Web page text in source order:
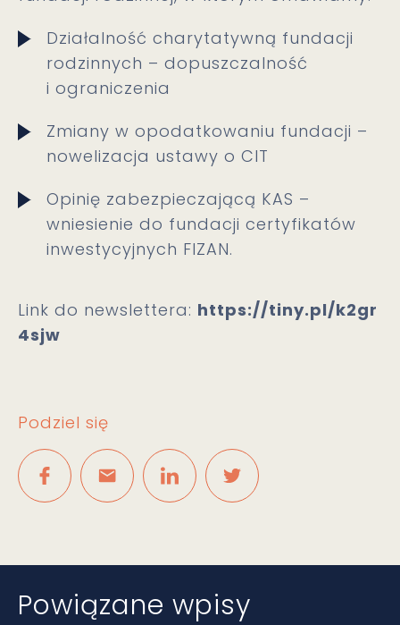
Działalność charytatywną fundacji
rodzinnych – dopuszczalność
i ograniczenia
Zmiany w opodatkowaniu fundacji –
nowelizacja ustawy o CIT
Opinię zabezpieczającą KAS –
wniesienie do fundacji certyfikatów
inwestycyjnych FIZAN.
Link do newslettera: https://tiny.pl/k2gr
4sjw
Podziel się
Powiązane wpisy